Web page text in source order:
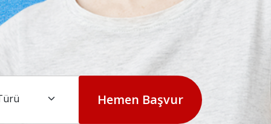
Hemen Başvur